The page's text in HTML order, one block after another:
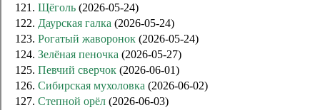
121. Щёголь (2026-05-24)
122. Даурская галка (2026-05-24)
123. Рогатый жаворонок (2026-05-24)
124. Зелёная пеночка (2026-05-27)
125. Певчий сверчок (2026-06-01)
126. Сибирская мухоловка (2026-06-02)
127. Степной орёл (2026-06-03)